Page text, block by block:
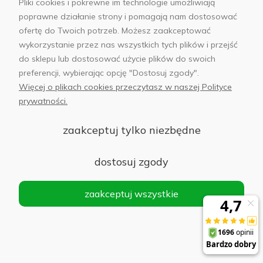
Słuchawki Samsung Galaxy Buds3 Srebrne -
Silver
Powiadom
Słuchawki Samsung Galaxy Buds3 FE Szare -
Grey
Pliki cookies i pokrewne im technologie umożliwiają
poprawne działanie strony i pomagają nam dostosować
ofertę do Twoich potrzeb. Możesz zaakceptować
wykorzystanie przez nas wszystkich tych plików i przejść
do sklepu lub dostosować użycie plików do swoich
preferencji, wybierając opcję "Dostosuj zgody".
Więcej o plikach cookies przeczytasz w naszej Polityce
prywatności.
zaakceptuj tylko niezbędne
dostosuj zgody
zaakceptuj wszystkie